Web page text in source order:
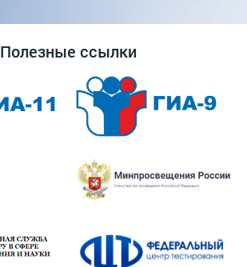
Полезные ссылки